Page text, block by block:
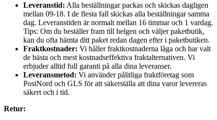
Leveranstid: Alla beställningar packas och skickas dagligen
mellan 09-18. I de flesta fall skickas alla beställningar samma
dag. Leveranstiden är normalt mellan 16 timmar och 1 vardag.
Tips: Om du beställer fram till helgen och väljer paketbutik,
kan du ofta hämta ditt paket redan dagen efter i paketbutiken.
Fraktkostnader: Vi håller fraktkostnaderna låga och har valt
de bästa och mest kostnadseffektiva fraktalternativen. Vi
erbjuder alltid full garanti på alla dina leveranser.
Leveransmetod: Vi använder pålitliga fraktföretag som
PostNord och GLS för att säkerställa att dina varor levereras
säkert och i tid.
Retur: